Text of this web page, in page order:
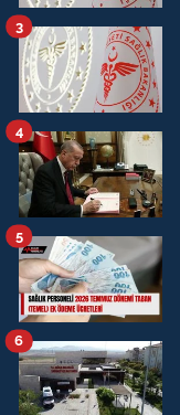
3
4
5
6